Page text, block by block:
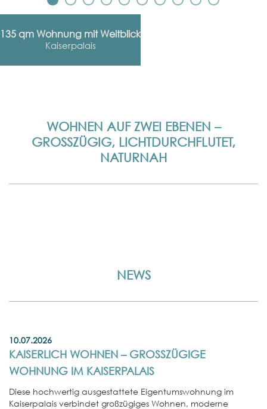
135 qm Wohnung mit Weitblick
Kaiserpalais
WOHNEN AUF ZWEI EBENEN –
GROSSZÜGIG, LICHTDURCHFLUTET, N
ATURNAH
NEWS
10.07.2026
KAISERLICH WOHNEN – GROSSZÜGIGE W
OHNUNG IM KAISERPALAIS
Diese hochwertig ausgestattete Eigentumswohnung im
Kaiserpalais verbindet großzügiges Wohnen, moderne